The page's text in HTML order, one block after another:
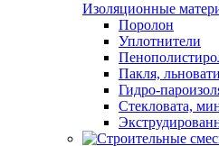
Изоляционные
Поролон
Уплотнители
Пакля,
Гидро-
Стекловата,